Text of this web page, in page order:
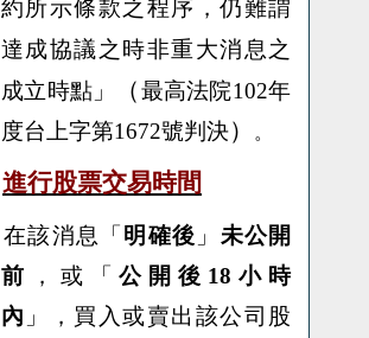
約所示條款之程序，仍難謂
達成協議之時非重大消息之
成立時點 」 （最高法院102年
度台上字第1672號判決） 。
進行股票交易時間
在該消息「 明確後 」 未公開
前
，或「公開後18小時
內 」，買入或賣出該公司股